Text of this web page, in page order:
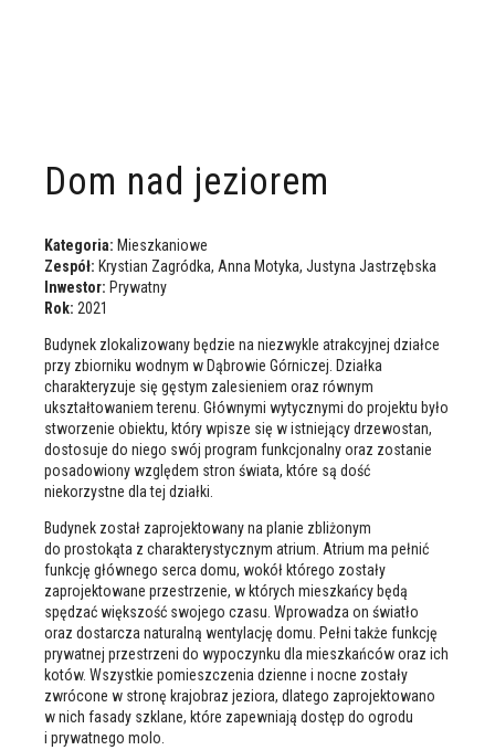
Dom nad jeziorem
Kategoria: Mieszkaniowe
Zespół: Krystian Zagródka, Anna Motyka, Justyna Jastrzębska
Inwestor: Prywatny
Rok: 2021
Budynek zlokalizowany będzie na niezwykle atrakcyjnej działce
przy zbiorniku wodnym w Dąbrowie Górniczej. Działka
charakteryzuje się gęstym zalesieniem oraz równym
ukształtowaniem terenu. Głównymi wytycznymi do projektu było
stworzenie obiektu, który wpisze się w istniejący drzewostan,
dostosuje do niego swój program funkcjonalny oraz zostanie
posadowiony względem stron świata, które są dość
niekorzystne dla tej działki.
Budynek został zaprojektowany na planie zbliżonym
do prostokąta z charakterystycznym atrium. Atrium ma pełnić
funkcję głównego serca domu, wokół którego zostały
zaprojektowane przestrzenie, w których mieszkańcy będą
spędzać większość swojego czasu. Wprowadza on światło
oraz dostarcza naturalną wentylację domu. Pełni także funkcję
prywatnej przestrzeni do wypoczynku dla mieszkańców oraz ich
kotów. Wszystkie pomieszczenia dzienne i nocne zostały
zwrócone w stronę krajobraz jeziora, dlatego zaprojektowano
w nich fasady szklane, które zapewniają dostęp do ogrodu
i prywatnego molo.